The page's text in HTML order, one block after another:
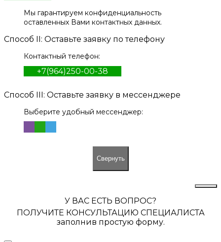
Мы гарантируем конфиденциальность
оставленных Вами контактных данных.
Способ II: Оставьте заявку по телефону
Контактный телефон:
+7(964)250-00-38
Способ III: Оставьте заявку в мессенджере
Выберите удобный мессенджер:
Свернуть
У ВАС ЕСТЬ ВОПРОС?
ПОЛУЧИТЕ КОНСУЛЬТАЦИЮ СПЕЦИАЛИСТА
заполнив простую форму.